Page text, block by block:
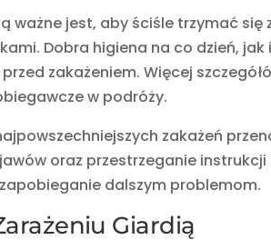
ważne jest, aby ściśle trzymać
Dobra higiena na co dzień,
zakażeniem. Więcej
w podróży.
zakażeń
oraz przestrzeganie
dalszym problemom.
Giardią